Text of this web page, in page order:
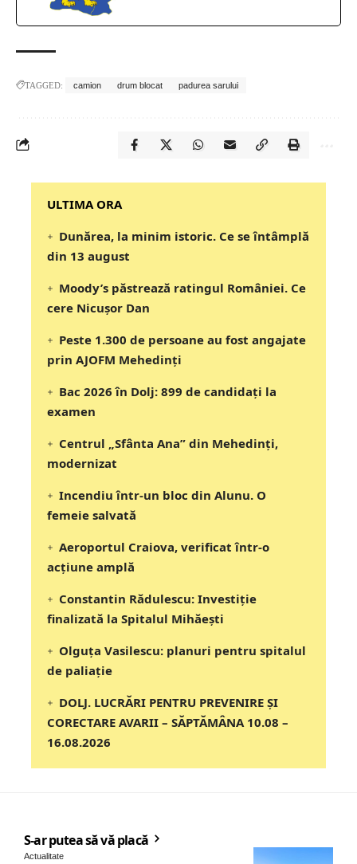
TAGGED: camion drum blocat padurea sarului
‎‎‎‎‎‎‎ULTIMA ORA
Dunărea, la minim istoric. Ce se întâmplă
din 13 august
Moody’s păstrează ratingul României. Ce
cere Nicușor Dan
Peste 1.300 de persoane au fost angajate
prin AJOFM Mehedinți
Bac 2026 în Dolj: 899 de candidați la
examen
Centrul „Sfânta Ana” din Mehedinți,
modernizat
Incendiu într-un bloc din Alunu. O
femeie salvată
Aeroportul Craiova, verificat într-o
acțiune amplă
Constantin Rădulescu: Investiție
finalizată la Spitalul Mihăești
Olguța Vasilescu: planuri pentru spitalul
de paliație
DOLJ. LUCRĂRI PENTRU PREVENIRE ȘI
CORECTARE AVARII – SĂPTĂMÂNA 10.08 –
16.08.2026
S-ar putea să vă placă
Actualitate